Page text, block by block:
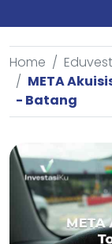
Home Eduvest
META
- Batang